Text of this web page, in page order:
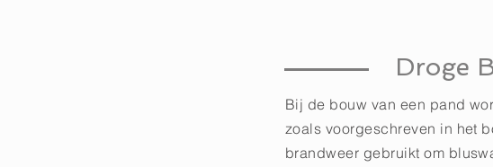
Droge
Bij de bouw van een pand
zoals voorgeschreven in het
brandweer gebruikt om